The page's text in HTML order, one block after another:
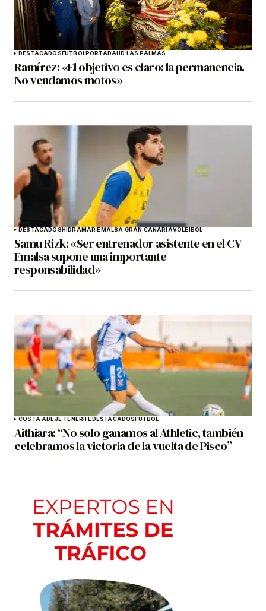
DESTACADOSFÚTBOLPORTADAUD LAS PALMAS
Ramírez: «El objetivo es claro: la permanencia.
No vendamos motos»
DESTACADOSHIDRAMAR EMALSA GRAN CANARIAVOLEIBOL
Samu Rizk: «Ser entrenador asistente en el CV
Emalsa supone una importante
responsabilidad»
COSTA ADEJE TENERIFEDESTACADOSFÚTBOL
Aithiara: “No solo ganamos al Athletic, también
celebramos la victoria de la vuelta de Pisco”